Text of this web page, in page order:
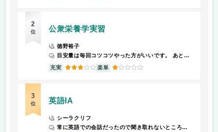
2
位 公衆栄養学実習
徳野裕子
目安量は毎回コツコツやった方がいいです。 あとは3年後期で経験してるとは思いますが、何を喋っているか理解不明なので、生徒同士で協力してモンスターに立ち向かいましょう。 無駄に話が長いというか9割授業とは無関係の話しかしません。 就活で休むとキレます。休んだり遅刻早退する場合は助手の先生に言うか、メールで報告しましょう。直接だとクソめんどくさい。 学期末の教師への評価でちゃんと注意してあげましょう。
充実 3 楽単 1
3
位 英語IA
シーラクリフ
常に英語での会話だったので聞き取れないところもあり難しかった